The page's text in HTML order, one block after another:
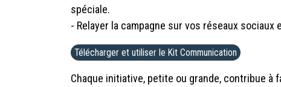
spéciale.
- Relayer la campagne sur vos réseaux sociaux
Télécharger et utiliser le Kit Communication
Chaque initiative, petite ou grande, contribue à